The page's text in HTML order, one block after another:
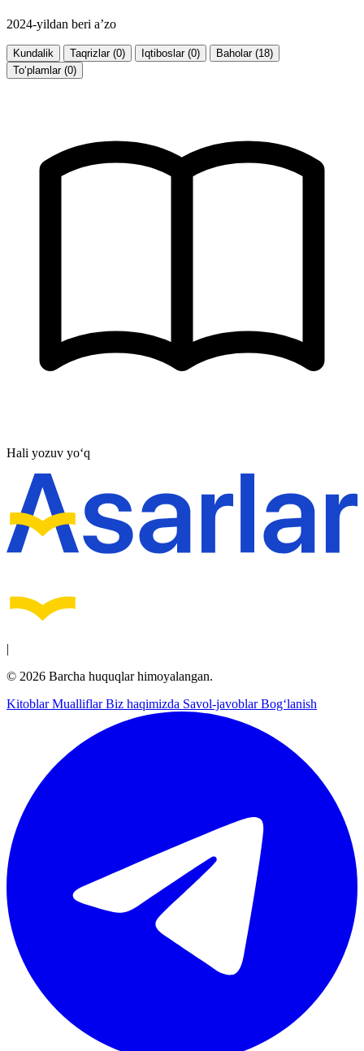
2024-yildan beri a’zo
Kundalik Taqrizlar (0) Iqtiboslar (0)
Baholar (18)
To‘plamlar (0)
Hali yozuv yo‘q
|
© 2026 Barcha huquqlar himoyalangan.
KitoblarMualliflarBiz haqimizda Savol-javoblarBog‘lanish